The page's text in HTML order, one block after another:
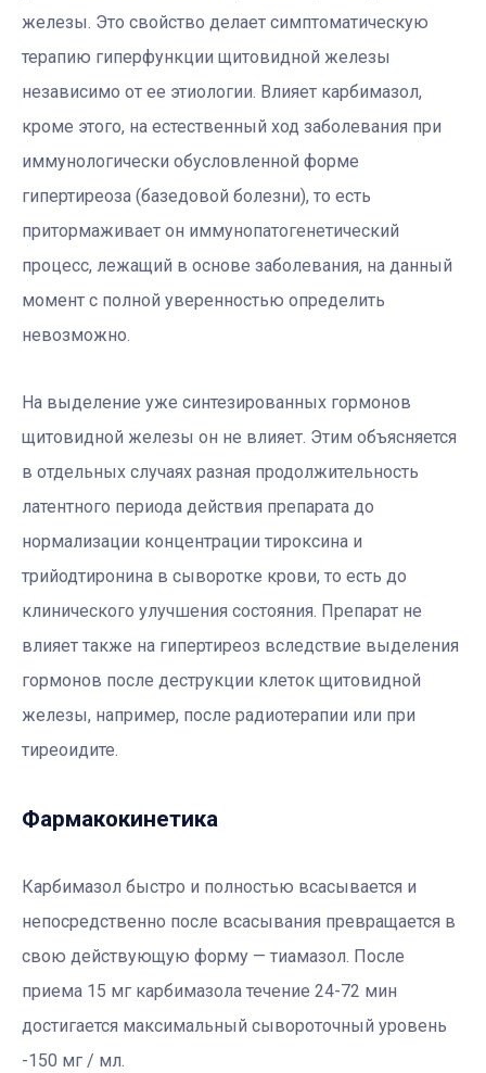
железы. Это свойство делает симптоматическую
терапию гиперфункции щитовидной железы
независимо от ее этиологии. Влияет карбимазол,
кроме этого, на естественный ход заболевания при
иммунологически обусловленной форме
гипертиреоза (базедовой болезни), то есть
притормаживает он иммунопатогенетический
процесс, лежащий в основе заболевания, на данный
момент с полной уверенностью определить
невозможно.
На выделение уже синтезированных гормонов
щитовидной железы он не влияет. Этим объясняется
в отдельных случаях разная продолжительность
латентного периода действия препарата до
нормализации концентрации тироксина и
трийодтиронина в сыворотке крови, то есть до
клинического улучшения состояния. Препарат не
влияет также на гипертиреоз вследствие выделения
гормонов после деструкции клеток щитовидной
железы, например, после радиотерапии или при
тиреоидите.
Фармакокинетика
Карбимазол быстро и полностью всасывается и
непосредственно после всасывания превращается в
свою действующую форму — тиамазол. После
приема 15 мг карбимазола течение 24-72 мин
достигается максимальный сывороточный уровень
-150 мг / мл.